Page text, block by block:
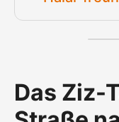
Das Ziz-